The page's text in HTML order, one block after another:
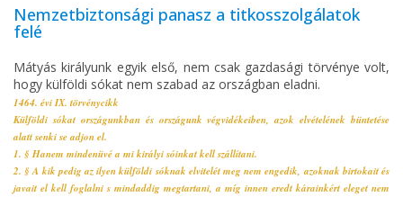
Nemzetbiztonsági panasz a titkosszolgálatok
felé
Mátyás királyunk egyik első, nem csak gazdasági törvénye volt,
hogy külföldi sókat nem szabad az országban eladni.
1464. évi IX. törvénycikk
Külföldi sókat országunkban és országunk végvidékeiben, azok elvételének büntetése
alatt senki se adjon el.
1. § Hanem mindenüvé a mi királyi sóinkat kell szállítani.
2. § A kik pedig az ilyen külföldi sóknak elvitelét meg nem engedik, azoknak birtokait és
javait el kell foglalni s mindaddig megtartani, a míg innen eredt kárainkért eleget nem